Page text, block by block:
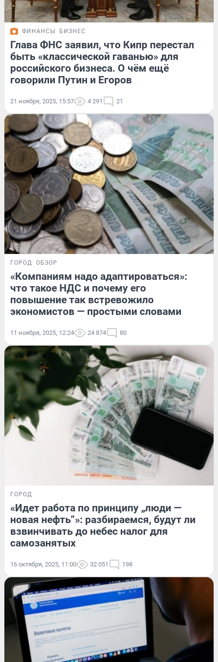
ФИНАНСЫ БИЗНЕС
Глава ФНС заявил, что Кипр перестал
быть «классической гаванью» для
российского бизнеса. О чём ещё
говорили Путин и Егоров
21 ноября, 2025, 15:57 4 291 21
ГОРОД ОБЗОР
«Компаниям надо адаптироваться»:
что такое НДС и почему его
повышение так встревожило
экономистов — простыми словами
11 ноября, 2025, 12:24 24 874 80
ГОРОД
«Идет работа по принципу „люди —
новая нефть“»: разбираемся, будут ли
взвинчивать до небес налог для
самозанятых
16 октября, 2025, 11:00 32 051 198